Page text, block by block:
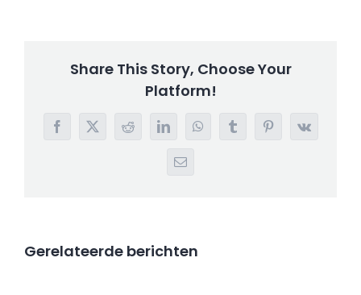
Share This Story, Choose Your
Platform!
Facebook
X RedditLinkedInWhatsAppTumblrPinterest
Vk
E-
Gerelateerde berichten